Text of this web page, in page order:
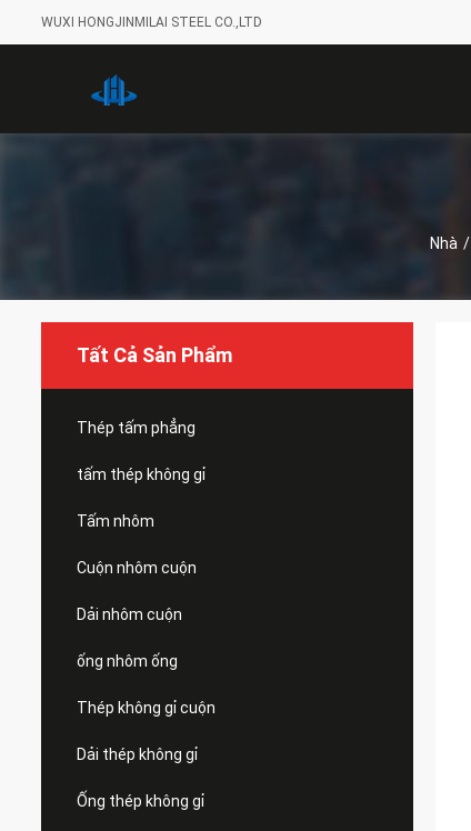
WUXI HONGJINMILAI STEEL CO.,LTD
Nhà /
Tất Cả Sản Phẩm
Thép tấm phẳng
tấm thép không gỉ
Tấm nhôm
Cuộn nhôm cuộn
Dải nhôm cuộn
ống nhôm ống
Thép không gỉ cuộn
Dải thép không gỉ
Ống thép không gỉ